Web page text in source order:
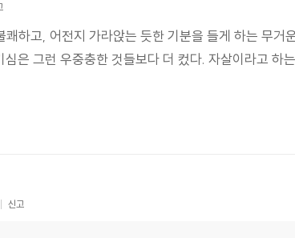
하고, 어전지 가라앉는 듯한 기분을 들게 하는 무
은 그런 우중충한 것들보다 더 컸다. 자살이라고
신고